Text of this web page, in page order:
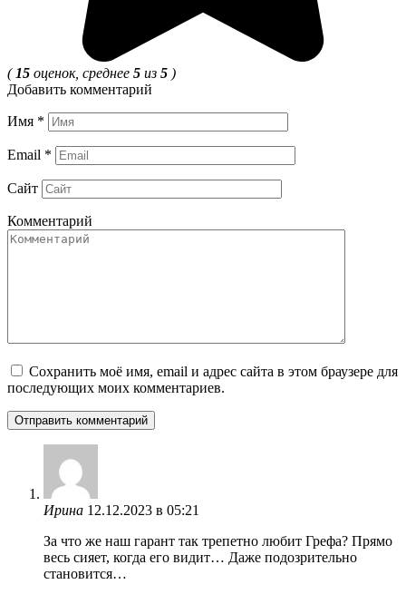
( 15 оценок, среднее 5 из 5 )
Добавить комментарий
Имя *
Email *
Сайт
Комментарий
Сохранить моё имя, email и адрес сайта в этом браузере для
последующих моих комментариев.
Ирина 12.12.2023 в 05:21
За что же наш гарант так трепетно любит Грефа? Прямо
весь сияет, когда его видит… Даже подозрительно
становится…